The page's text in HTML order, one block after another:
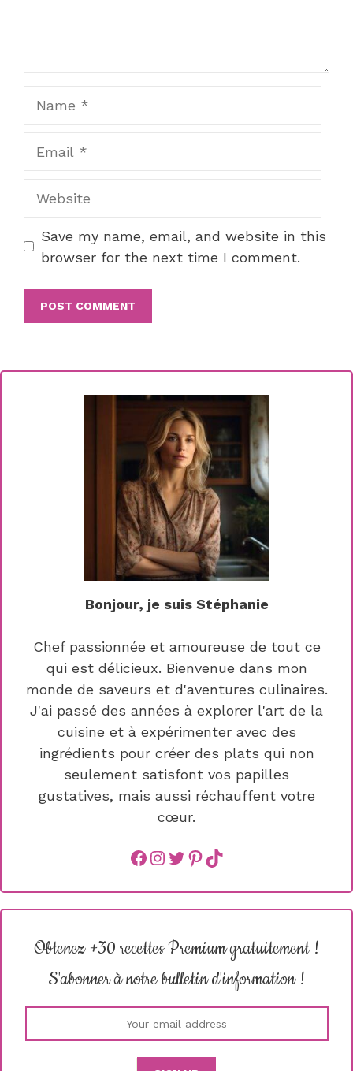
Save my name, email, and website in this
browser for the next time I comment.
Bonjour, je suis Stéphanie
Chef passionnée et amoureuse de tout ce
qui est délicieux. Bienvenue dans mon
monde de saveurs et d'aventures culinaires.
J'ai passé des années à explorer l'art de la
cuisine et à expérimenter avec des
ingrédients pour créer des plats qui non
seulement satisfont vos papilles
gustatives, mais aussi réchauffent votre
cœur.
Facebook
instagram
Twitter
Pinterest
TikTok
Obtenez +30 recettes Premium gratuitement !
S'abonner à notre bulletin d'information !